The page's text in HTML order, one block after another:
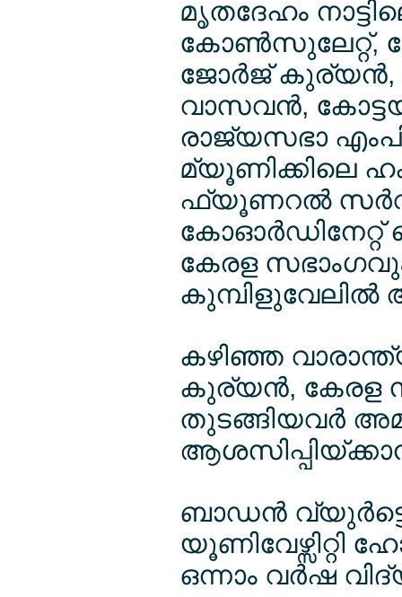
മൃതദേഹം
കോണ്‍സുലേറ്റ്,
ജോര്‍ജ്
വാസവന്‍,
രാജ്യസഭാ
മ്യൂണിക്കിലെ
ഫ്യൂണറല്‍
കേരള
കഴിഞ്ഞ
കുര്യന്‍, കേരള
തുടങ്ങിയവര്‍
ബാഡന്‍
യൂണിവേഴ്സിറ്റി
ഒന്നാം വര്‍ഷ